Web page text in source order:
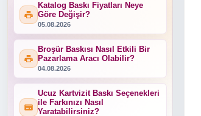
Katalog Baskı Fiyatları Neye
Göre Değişir?
05.08.2026
Broşür Baskısı Nasıl Etkili Bir
Pazarlama Aracı Olabilir?
04.08.2026
Ucuz Kartvizit Baskı Seçenekleri
ile Farkınızı Nasıl
Yaratabilirsiniz?